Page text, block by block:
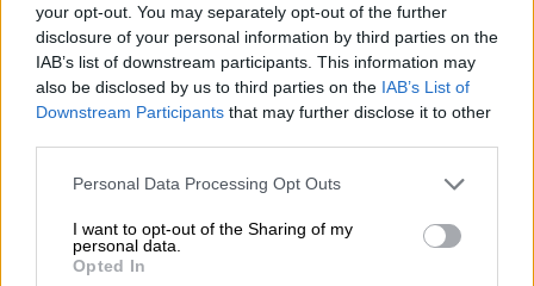
your opt-out. You may separately opt-out of the further
disclosure of your personal information by third parties on the
IAB’s list of downstream participants. This information may
also be disclosed by us to third parties on the IAB’s List of
Downstream Participants that may further disclose it to other
Please note that this website/app uses one or more Google
not limited to your visit or usage behaviour. You may click to
grant or deny consent to Google and its third-party tags to
use your data for below specified purposes in below Google
Personal Data Processing Opt Outs
I want to opt-out of the Sharing of my
personal data.
Opted In
Ελλάδα|11.11.2025 05:40